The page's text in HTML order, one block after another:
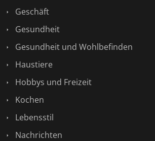
Geschäft
Gesundheit
Gesundheit und Wohlbefinden
Haustiere
Hobbys und Freizeit
Kochen
Lebensstil
Nachrichten